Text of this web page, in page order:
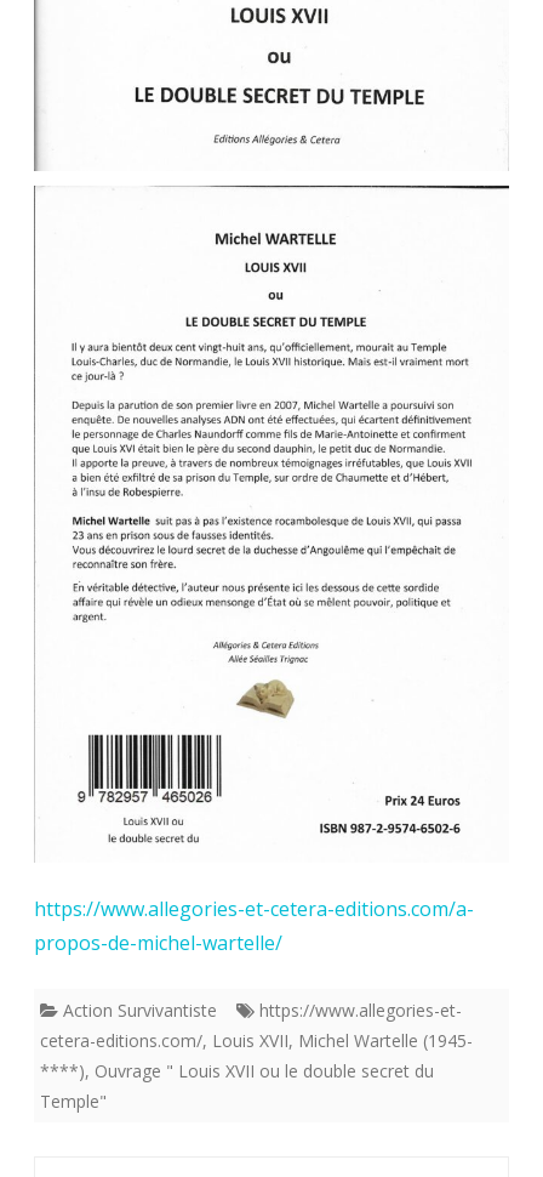
https://www.allegories-et-cetera-editions.com/a-
propos-de-michel-wartelle/
Action Survivantiste
https://www.allegories-et-
cetera-editions.com/, Louis XVII, Michel Wartelle (1945-
****), Ouvrage " Louis XVII ou le double secret du
Temple"